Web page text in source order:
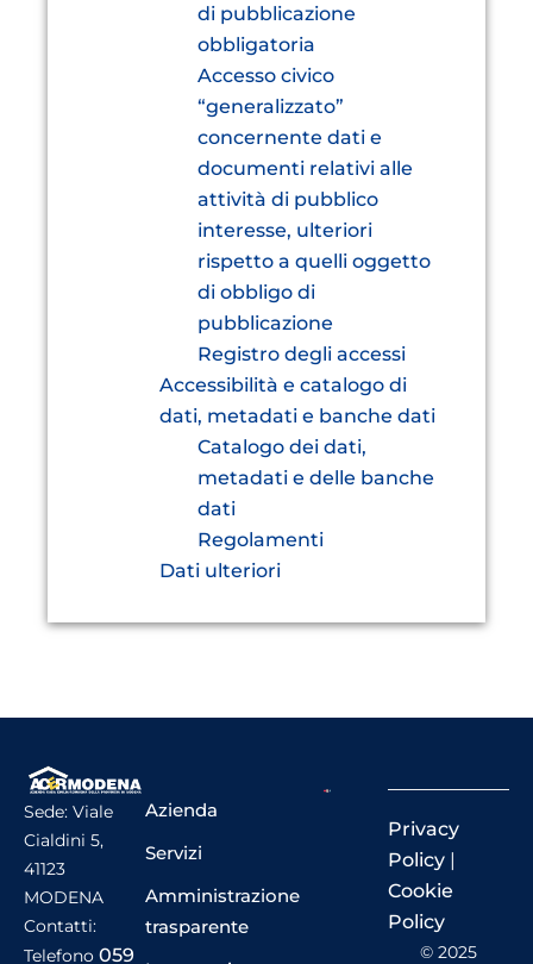
di pubblicazione
obbligatoria
Accesso civico
“generalizzato”
concernente dati e
documenti relativi alle
attività di pubblico
interesse, ulteriori
rispetto a quelli oggetto
di obbligo di
pubblicazione
Registro degli accessi
Accessibilità e catalogo di
dati, metadati e banche dati
Catalogo dei dati,
metadati e delle banche
dati
Regolamenti
Dati ulteriori
Sede: Viale
Cialdini 5,
41123
MODENA
Contatti:
Telefono 059
Azienda
Servizi
Amministrazione
trasparente
Privacy
Policy |
Cookie
Policy
© 2025